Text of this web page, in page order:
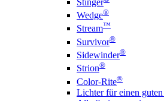
Wedge®
Stream™
Survivor®
Sidewinder®
Strion®
Color-Rite®
Lichter für einen